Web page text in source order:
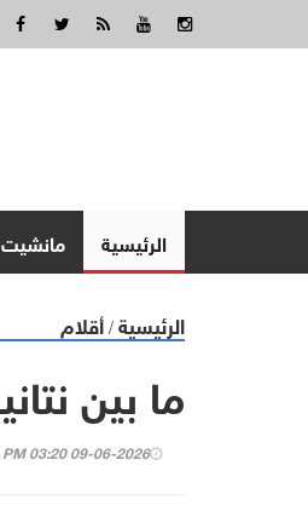
الرئيسية مانشيت
الرئيسية / أقلام
ما بين
09-06-2026 03:20 PM